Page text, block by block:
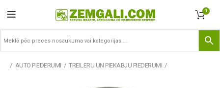
0
AUTO PIEDERUMI TREILERU UN PIEKABJU PIEDERUMI